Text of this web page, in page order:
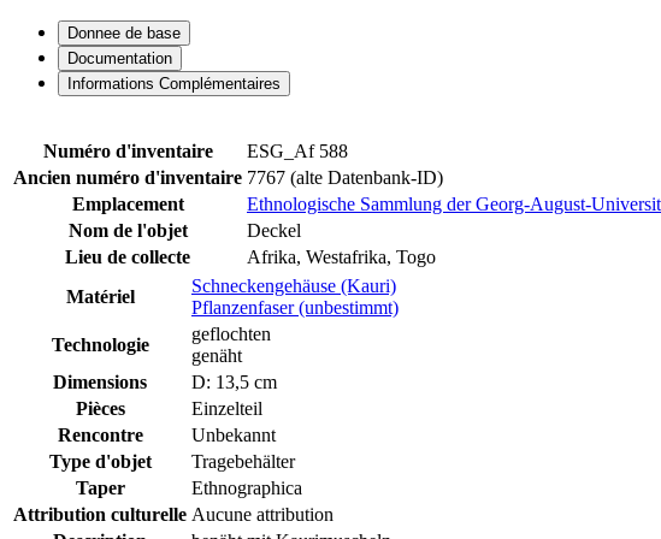
Donnee de base
Documentation
Informations Complémentaires
Numéro d'inventaire
ESG_Af 588
Ancien numéro d'inventaire 7767 (alte Datenbank-ID)
Emplacement
Ethnologische Sammlung der Georg-August-
Nom de l'objet
Deckel
Lieu de collecte
Afrika, Westafrika, Togo
Matériel
Schneckengehäuse (Kauri)
Pflanzenfaser (unbestimmt)
Technologie
geflochten
genäht
Dimensions
D: 13,5 cm
Pièces
Einzelteil
Rencontre
Unbekannt
Type d'objet
Tragebehälter
Taper
Ethnographica
Attribution culturelle Aucune attribution